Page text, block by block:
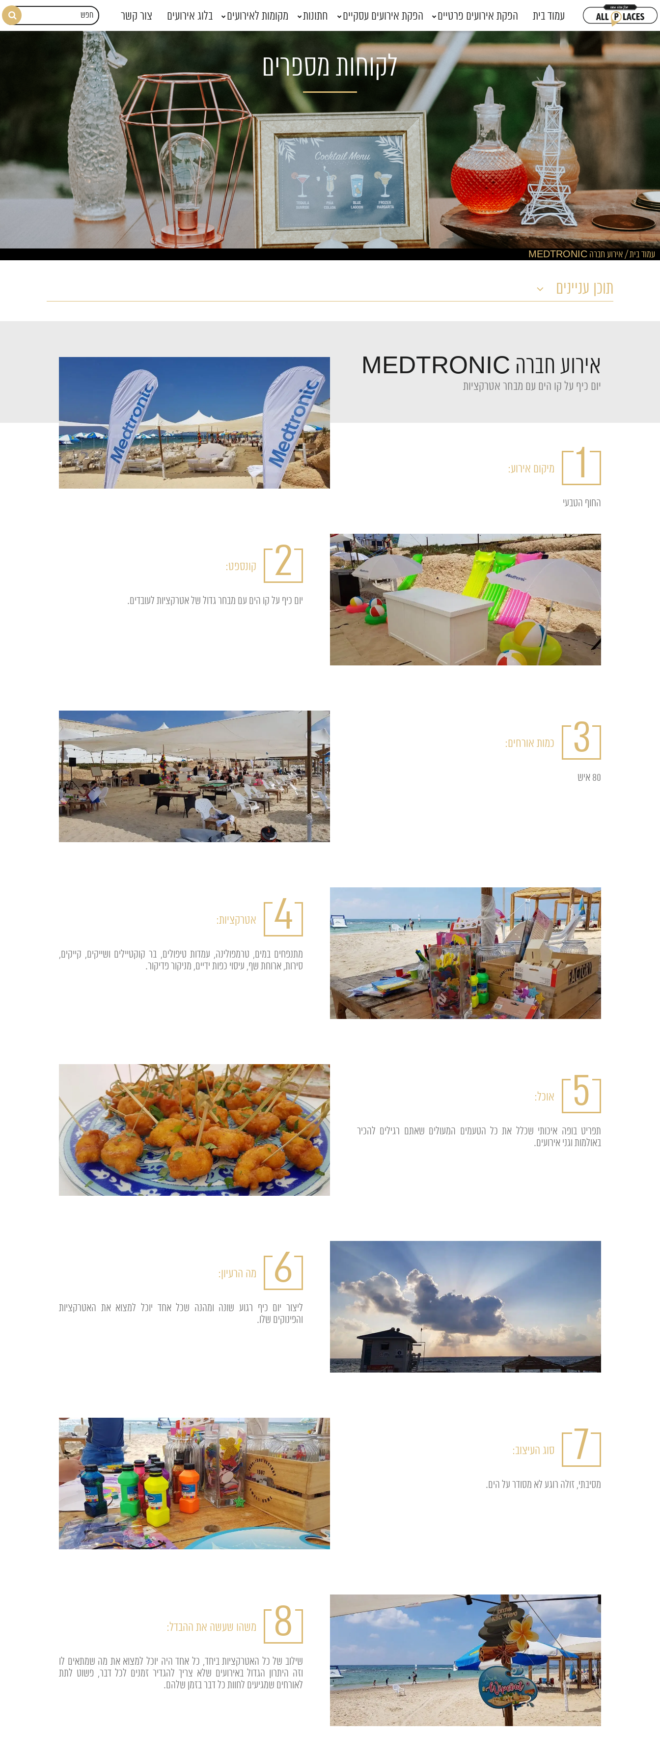
עמוד בית הפקת אירועים פרטיים הפקת אירועים עסקיים חתונות מקומות לאירועים בלוג אירועים צור קשר
לקוחות מספרים
עמוד בית/אירוע חברה MEDTRONIC
תוכן עניינים
אירוע חברה MEDTRONIC
יום כיף על קו הים עם מבחר אטרקציות
1 מיקום אירוע:
החוף הטבעי
2 קונספט:
יום כיף על קו הים עם מבחר גדול של אטרקציות לעובדים.
3 כמות אורחים:
80 איש
4 אטרקציות:
מתנפחים במים, טרמפולינה, עמדות טיפולים, בר קוקטיילים ושייקים, קייקים,
סירות, ארוחת שף, עיסוי כפות ידיים, מניקור פדיקור.
5 אוכל:
תפריט בופה איכותי שכלל את כל הטעמים המעולים שאתם רגילים להכיר
באולמות וגני אירועים.
6 מה הרעיון:
ליצור יום כיף רגוע שונה ומהנה שכל אחד יוכל למצוא את האטרקציות
והפינוקים שלו.
7 סוג העיצוב:
מסיבתי, זולה רוגע לא מסודר על הים.
8 משהו שעשה את ההבדל:
שילוב של כל האטרקציות ביחד, כל אחד היה יוכל למצוא את מה שמתאים לו
וזה היתרון הגדול באירועים שלא צריך להגדיר זמנים לכל דבר, פשוט לתת
לאורחים שמגיעים לחוות כל דבר בזמן שלהם.